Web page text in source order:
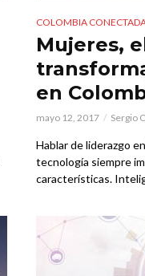
COLOMBIA
Mujeres,
en
mayo 12, 2017 Sergio
Hablar de liderazgo
tecnología siempre
características.